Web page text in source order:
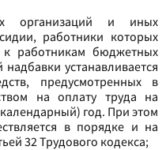
организаций и иных
работники которых
работникам бюджетных
устанавливается
предусмотренных в
на оплату труда на
год. При этом
в порядке и на
32 Трудового кодекса;